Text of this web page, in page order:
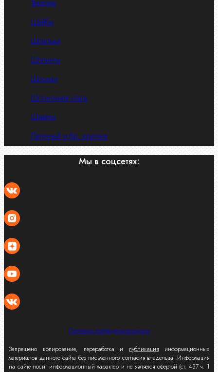
Такелаж
Шайбы
Шпильки
Шплинты
Шпонки
Шпоночная сталь
Штифты
Латунный и бр. крепеж
Мы в соцсетях:
Политика конфиденциальности
Запрещено копирование, переработка и публикация информационных
материалов данного сайта без письменного согласия владельца. Информация
на сайте носит информационный характер и не является офертой (ст. 437 ч. 1